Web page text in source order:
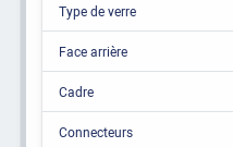
Type de verre
Face arrière
Cadre
Connecteurs